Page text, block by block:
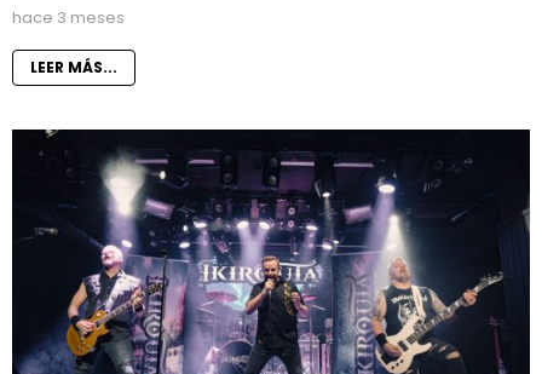
hace 3 meses
LEER MÁS...